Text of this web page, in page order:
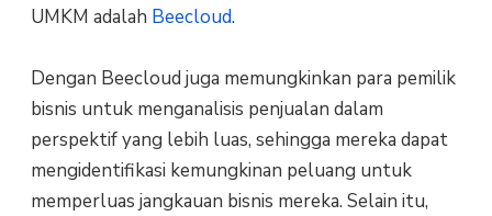
UMKM adalah Beecloud.
Dengan Beecloud juga memungkinkan para pemilik
bisnis untuk menganalisis penjualan dalam
perspektif yang lebih luas, sehingga mereka dapat
mengidentifikasi kemungkinan peluang untuk
memperluas jangkauan bisnis mereka. Selain itu,